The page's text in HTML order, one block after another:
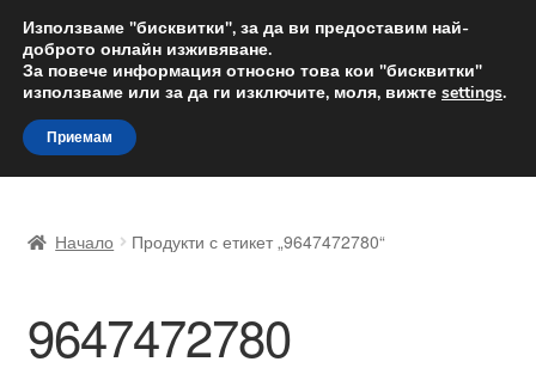
ДОСТАВКА от 12 лв.
Доставка по целия свят
Skip
to
navigation
Skip
to
content
Доставка по целия свят
Жалби
Начало Продукти с етикет „9647472780“
9647472780
Използваме "бисквитки", за да ви предоставим най-
доброто онлайн изживяване.
За повече информация относно това кои "бисквитки"
използваме или за да ги изключите, моля, вижте settings.
Приемам